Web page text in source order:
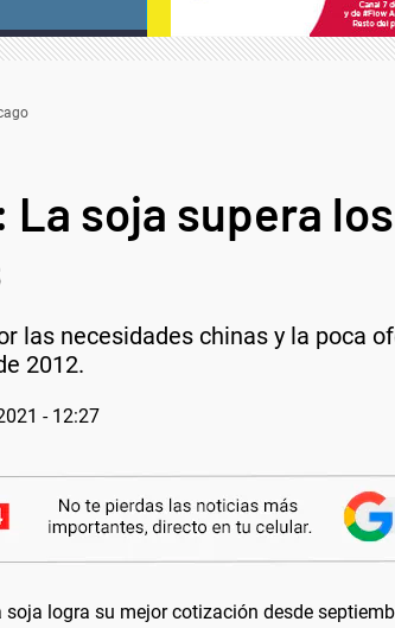
La soja supera
las necesidades chinas y la poca
2012.
- 12:27